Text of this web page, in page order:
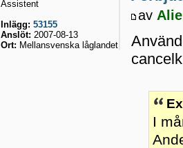
av
I
Assistent
Inlägg: 53155
Anslöt: 2007-08-13
Ort: Mellansvenska låglandet